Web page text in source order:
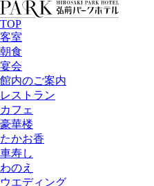
TOP
客室
朝食
宴会
館内のご案内
レストラン
カフェ
豪華楼
たかお香
車寿し
わのえ
ウエディング